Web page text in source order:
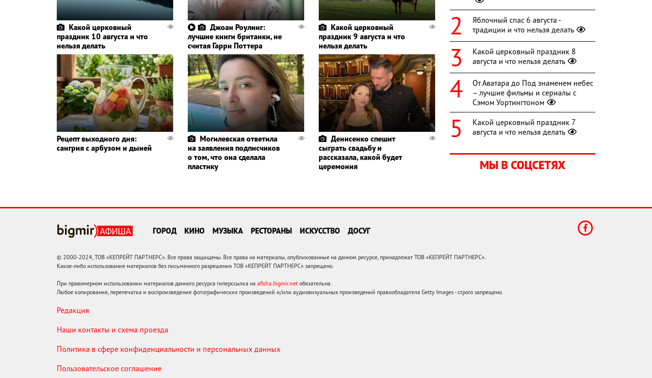
Какой церковный
праздник 10 августа и что
нельзя делать
Джоан Роулинг:
лучшие книги британки, не
считая Гарри Поттера
Какой церковный
праздник 9 августа и что
нельзя делать
Рецепт выходного дня:
сангрия с арбузом и дыней
Могилевская ответила
на заявления подписчиков
о том, что она сделала
пластику
Денисенко спешит
сыграть свадьбу и
рассказала, какой будет
церемония
Яблочный спас 6 августа -
традиции и что нельзя делать
Какой церковный праздник 8
августа и что нельзя делать
От Аватара до Под знаменем небес
– лучшие фильмы и сериалы с
Сэмом Уортингтоном
Какой церковный праздник 7
августа и что нельзя делать
МЫ В СОЦСЕТЯХ
ГОРОД КИНО МУЗЫКА РЕСТОРАНЫ ИСКУССТВО ДОСУГ
© 2000-2024, ТОВ «КЕПРЕЙТ ПАРТНЕРС». Все права защищены. Все права на материалы, опубликованные на данном ресурсе, принадлежат ТОВ «КЕПРЕЙТ ПАРТНЕРС».
Какое-либо использование материалов без письменного разрешения ТОВ «КЕПРЕЙТ ПАРТНЕРС» запрещено.
При правомерном использовании материалов данного ресурса гиперссылка на afisha.bigmir.net обязательна.
Любое копирование, перепечатка и воспроизведение фотографических произведений и/или аудиовизуальных произведений правообладателя Getty Images - строго запрещено.
Редакция
Наши контакты и схема проезда
Политика в сфере конфиденциальности и персональных данных
Пользовательское соглашение